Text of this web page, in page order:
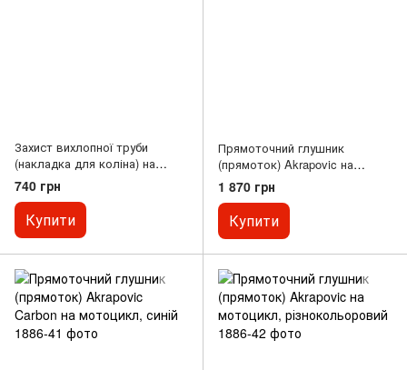
Захист вихлопної труби
(накладка для коліна) на
мотоцикл 22см
740 грн
Купити
Прямоточний глушник
(прямоток) Akrapovic на
мотоцикл, сірий з карбоновим
хвостом
1 870 грн
Купити